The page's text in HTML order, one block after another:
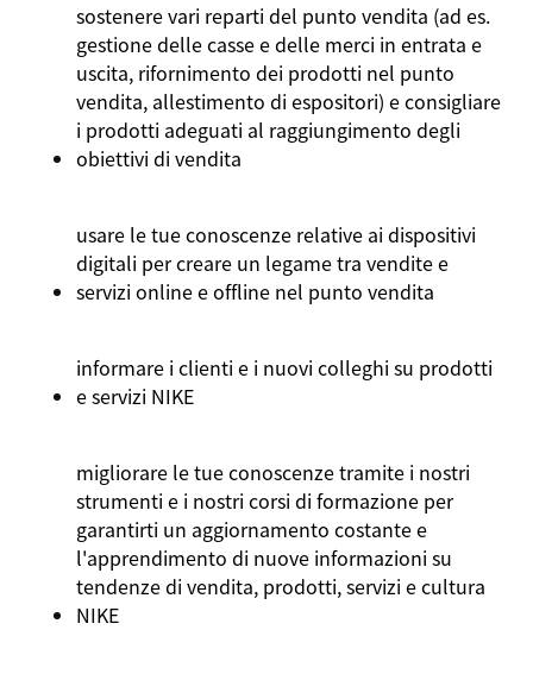
sostenere vari reparti del punto vendita (ad es.
gestione delle casse e delle merci in entrata e
uscita, rifornimento dei prodotti nel punto
vendita, allestimento di espositori) e consigliare
i prodotti adeguati al raggiungimento degli
obiettivi di vendita
usare le tue conoscenze relative ai dispositivi
digitali per creare un legame tra vendite e
servizi online e offline nel punto vendita
informare i clienti e i nuovi colleghi su prodotti
e servizi NIKE
migliorare le tue conoscenze tramite i nostri
strumenti e i nostri corsi di formazione per
garantirti un aggiornamento costante e
l'apprendimento di nuove informazioni su
tendenze di vendita, prodotti, servizi e cultura
NIKE